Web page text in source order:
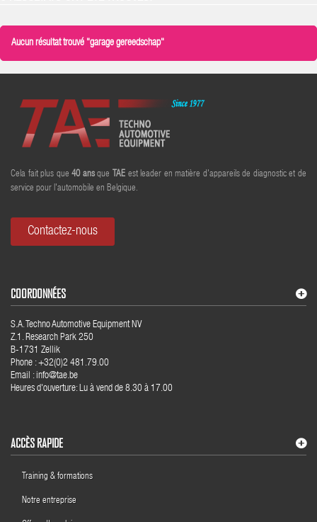
Aucun résultat trouvé "garage gereedschap"
Cela fait plus que40ansque TAEest leader en matière d'appareils de diagnostic et de
service pour l'automobile en Belgique.
Contactez-nous
COORDONNÉES
S.A. Techno Automotive Equipment NV
Z.1. Research Park 250
B-1731 Zellik
Phone : +32(0)2 481.79.00
Email : info@tae.be
Heures d'ouverture: Lu à vend de 8.30 à 17.00
ACCÈS RAPIDE
Training & formations
Notre entreprise